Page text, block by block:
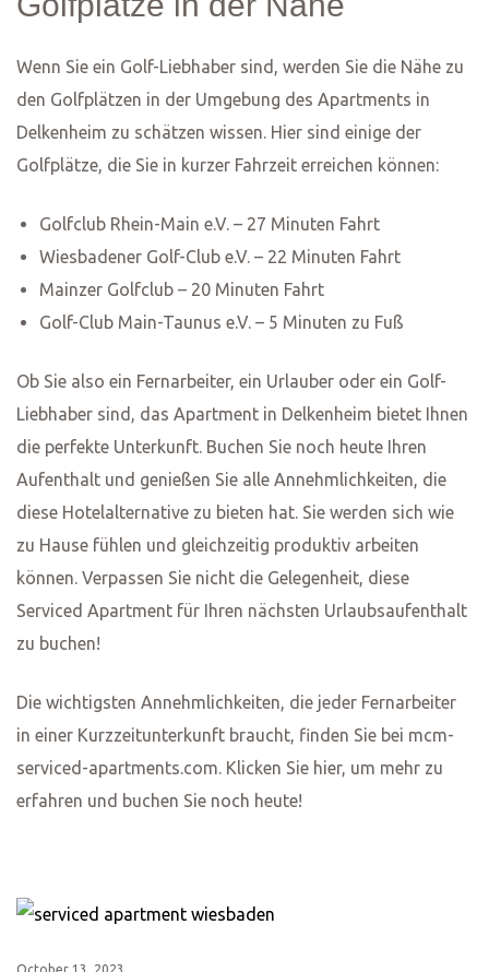
Reinigungspraktiken verbessert, um sicherzustellen,
dass alle Oberflächen, einschließlich Türgriffe,
Lichtschalter, Fernbedienungen und Arbeitsflächen,
gründlich gereinigt und desinfiziert werden.
Kontaktloser Check-In/Out: Um den persönlichen
Kontakt zu minimieren, bieten wir einen kontaktlosen
Check-In und Check-Out an. Sie erhalten vor Ihrer
Ankunft detaillierte Anweisungen, wie Sie Zugang zur
Verbesserte Reinigungsmittel: Wir verwenden
hochwertige Reinigungsmittel und Desinfektionsmittel,
die nachweislich effektiv gegen Viren und Bakterien
sind.
Luftdesinfektion: Vor der Ankunft jedes Gastes wird
die Wohnung gründlich gelüftet und desinfiziert, um
eine saubere und sichere Umgebung zu gewährleisten.
Unsere Verpflichtung zur
Sicherheit
Die Sicherheit unserer Gäste hat für uns oberste Priorität.
Neben unseren verbesserten Reinigungspraktiken haben
Sicherheitsausstattung: Unsere Wohnung ist mit